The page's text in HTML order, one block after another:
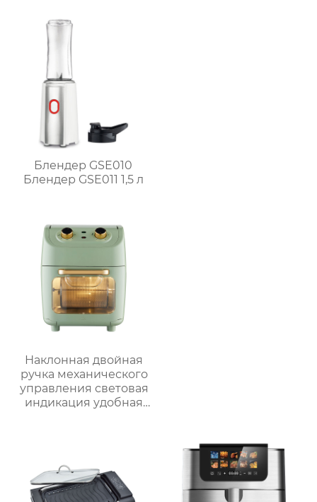
Блендер GSE010
Блендер GSE011 1,5 л
Наклонная двойная
ручка механического
управления световая
индикация удобная
воздушная печь